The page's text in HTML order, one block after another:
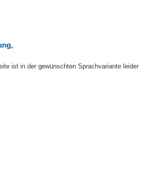
ist in der gewünschten Sprachvariante leider